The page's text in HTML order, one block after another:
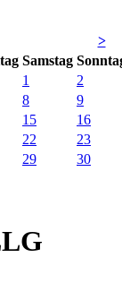
>
Samstag So
1
2
8
9
15
16
22
23
29
30